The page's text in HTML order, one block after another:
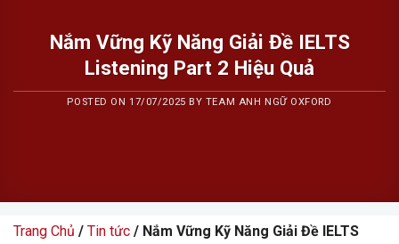
Nắm Vững Kỹ Năng Giải Đề IELTS
Listening Part 2 Hiệu Quả
POSTED ON17/07/2025 BY TEAM ANH NGỮ OXFORD
Trang Chủ / Tin tức / Nắm Vững Kỹ Năng Giải Đề IELTS